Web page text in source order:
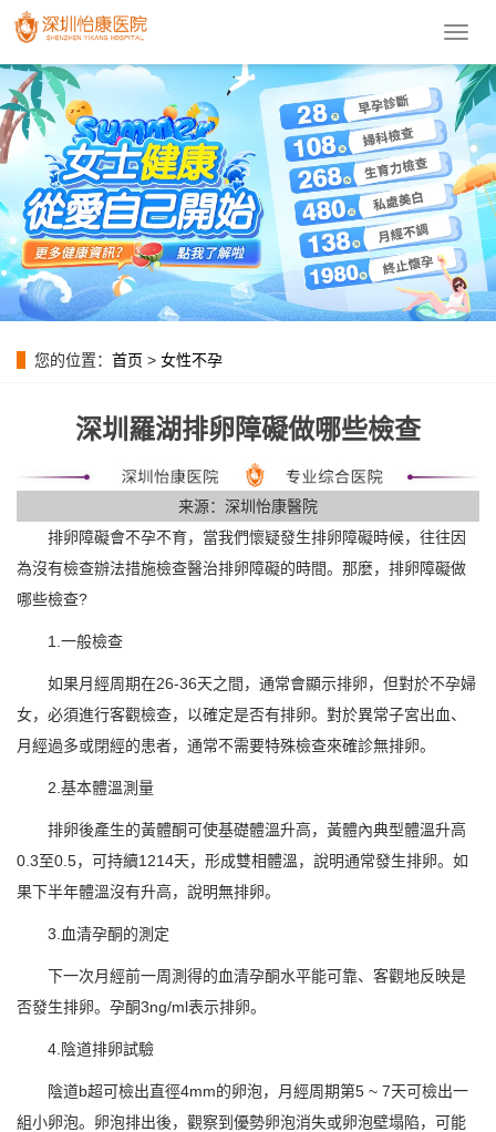
導
菜
單
您的位置： 首页 > 女性不孕
深圳羅湖排卵障礙做哪些檢查
来源：深圳怡康醫院
排卵障礙會不孕不育，當我們懷疑發生排卵障礙時候，往往因
為沒有檢查辦法措施檢查醫治排卵障礙的時間。那麼，排卵障礙做
哪些檢查?
1.一般檢查
如果月經周期在26-36天之間，通常會顯示排卵，但對於不孕婦
女，必須進行客觀檢查，以確定是否有排卵。對於異常子宮出血、
月經過多或閉經的患者，通常不需要特殊檢查來確診無排卵。
2.基本體溫測量
排卵後產生的黃體酮可使基礎體溫升高，黃體內典型體溫升高
0.3至0.5，可持續1214天，形成雙相體溫，說明通常發生排卵。如
果下半年體溫沒有升高，說明無排卵。
3.血清孕酮的測定
下一次月經前一周測得的血清孕酮水平能可靠、客觀地反映是
否發生排卵。孕酮3ng/ml表示排卵。
4.陰道排卵試驗
陰道b超可檢出直徑4mm的卵泡，月經周期第5 ~ 7天可檢出一
組小卵泡。卵泡排出後，觀察到優勢卵泡消失或卵泡壁塌陷，可能